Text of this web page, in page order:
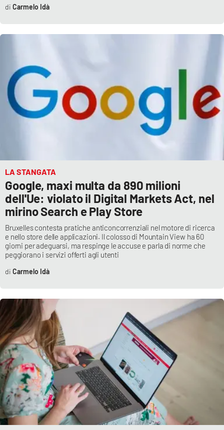
Parchi Marini Calabria
Leggendo Alvaro insieme
Le perfidie di Antonella Grippo
Venti di comunicazione
LaC TV
LaC Network
LaC OnAir
EDIZIONI
Crotone
Vibo Valentia
Reggio Calabria
Cosenza
Lamezia Terme
Carmelo Idà
LA STANGATA
Google, maxi multa da 890 milioni
dell'Ue: violato il Digital Markets Act, nel
mirino Search e Play Store
Bruxelles contesta pratiche anticoncorrenziali nel motore di ricerca
e nello store delle applicazioni. Il colosso di Mountain View ha 60
giorni per adeguarsi, ma respinge le accuse e parla di norme che
peggiorano i servizi offerti agli utenti
Carmelo Idà